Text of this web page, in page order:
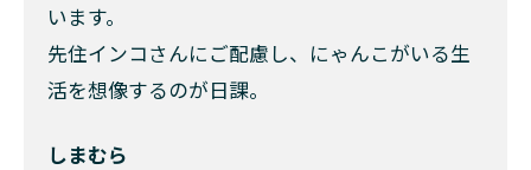
います。
先住インコさんにご配慮し、にゃんこがいる生
活を想像するのが日課。
しまむら